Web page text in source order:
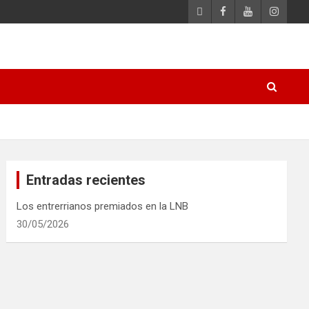
Entradas recientes
Los entrerrianos premiados en la LNB
30/05/2026